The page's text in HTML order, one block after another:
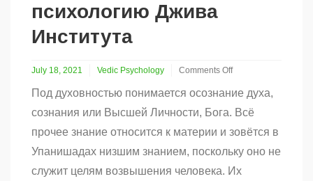
психологию Джива
Института
July 18, 2021 Vedic Psychology
Comments Off
Введение
ведическую
психологию
Института
Под духовностью понимается осознание духа,
сознания или Высшей Личности, Бога. Всё
прочее знание относится к материи и зовётся в
Упанишадах низшим знанием, поскольку оно не
служит целям возвышения человека. Их